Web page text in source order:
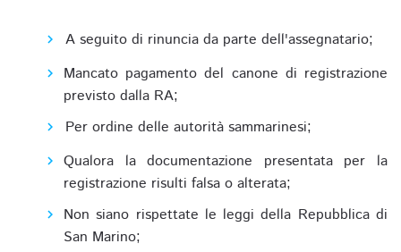
A seguito di rinuncia da parte dell'assegnatario;
Mancato pagamento del canone di registrazione
previsto dalla RA;
Per ordine delle autorità sammarinesi;
Qualora la documentazione presentata per la
registrazione risulti falsa o alterata;
Non siano rispettate le leggi della Repubblica di
San Marino;